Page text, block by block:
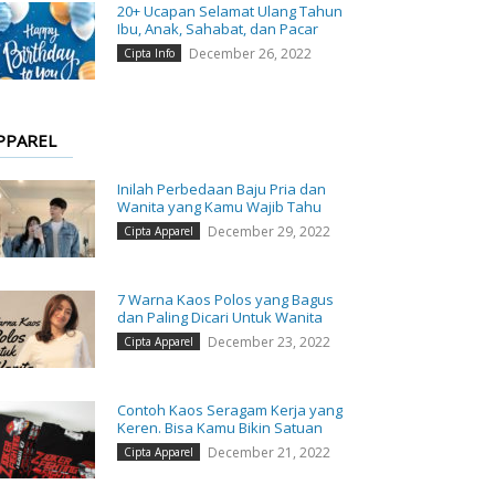
20+ Ucapan Selamat Ulang Tahun
Ibu, Anak, Sahabat, dan Pacar
Cipta Info December 26, 2022
Inilah Perbedaan Baju Pria dan
Wanita yang Kamu Wajib Tahu
Cipta Apparel December 29, 2022
7 Warna Kaos Polos yang Bagus
dan Paling Dicari Untuk Wanita
Cipta Apparel December 23, 2022
Contoh Kaos Seragam Kerja yang
Keren. Bisa Kamu Bikin Satuan
Cipta Apparel December 21, 2022